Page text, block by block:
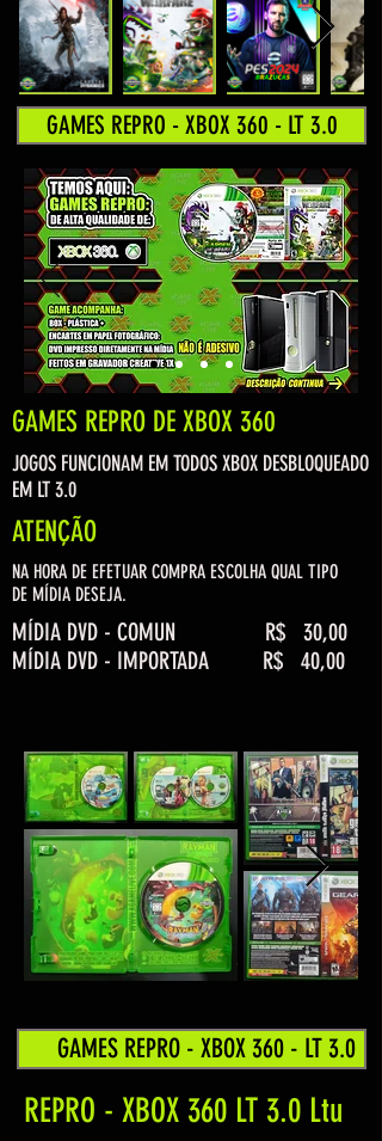
GAMES REPRO - XBOX 360 - LT 3.0
GAMES REPRO DE XBOX 360
JOGOS FUNCIONAM EM TODOS XBOX DESBLOQUEADO
EM LT 3.0
ATENÇÃO
NA HORA DE EFETUAR COMPRA ESCOLHA QUAL TIPO
DE MÍDIA DESEJA.
MÍDIA DVD - COMUN R$ 30,00
MÍDIA DVD - IMPORTADA R$ 40,00
GAMES REPRO - XBOX 360 - LT 3.0
REPRO - XBOX 360 LT 3.0 Ltu